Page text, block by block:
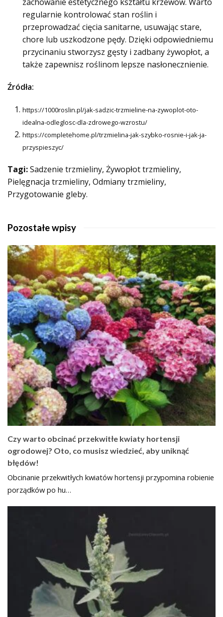
regularnie kontrolować stan roślin i
przeprowadzać cięcia sanitarne, usuwając stare,
chore lub uszkodzone pędy. Dzięki odpowiedniemu
przycinaniu stworzysz gęsty i zadbany żywopłot, a
także zapewnisz roślinom lepsze nasłonecznienie.
Źródła:
https://1000roslin.pl/jak-sadzic-trzmieline-na-zywoplot-oto-
idealna-odleglosc-dla-zdrowego-wzrostu/
https://completehome.pl/trzmielina-jak-szybko-rosnie-i-jak-ja-
przyspieszyc/
Tagi:Sadzenie trzmieliny, Żywopłot trzmieliny,
Pielęgnacja trzmieliny, Odmiany trzmieliny,
Przygotowanie gleby.
Pozostałe wpisy
Czy warto obcinać przekwitłe kwiaty hortensji
ogrodowej? Oto, co musisz wiedzieć, aby uniknąć
błędów!
Obcinanie przekwitłych kwiatów hortensji przypomina robienie
porządków po hu…